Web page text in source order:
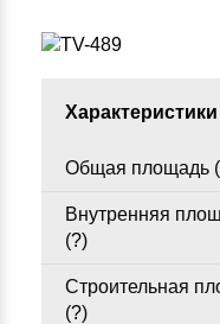
Общая площадь (
Внутренняя
(?)
Строительная
(?)